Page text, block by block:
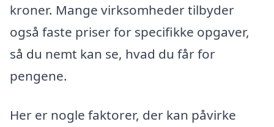
kroner. Mange virksomheder tilbyder
også faste priser for specifikke opgaver,
så du nemt kan se, hvad du får for
pengene.
Her er nogle faktorer, der kan påvirke